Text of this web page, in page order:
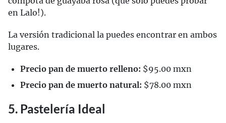
en Lalo!).
La versión tradicional la puedes encontrar en ambos
lugares.
Precio pan de muerto relleno: $95.00 mxn
Precio pan de muerto natural: $78.00 mxn
5. Pastelería Ideal